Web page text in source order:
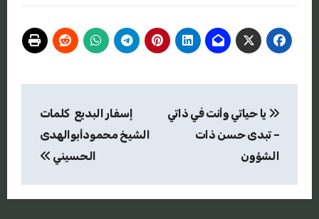
المقالات
يا حياتي وأنت في ذاتي
– تبدى حسن ذات
الشؤون
إسفار البديع كلمات
الشيخ محمودأبوالهدى
الحسيني